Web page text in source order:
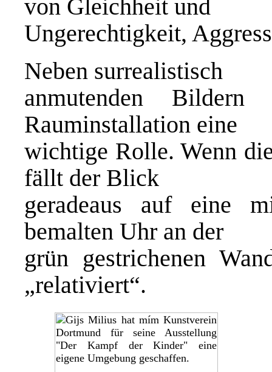
von Gleichheit und
Ungerechtigkeit,
Neben surrealistisch
anmutenden
Rauminstallation eine
wichtige Rolle. Wenn
fällt der Blick
geradeaus auf eine
bemalten Uhr an der
grün gestrichenen
„relativiert“.